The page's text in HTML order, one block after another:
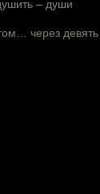
– души
через